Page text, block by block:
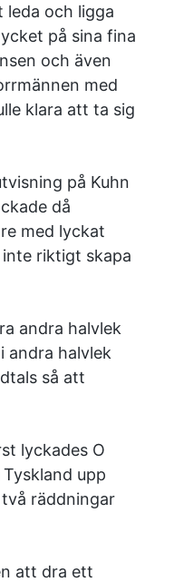
leda och ligga
på sina fina
och även
med
klara att ta sig
på Kuhn
då
med lyckat
riktigt skapa
andra halvlek
andra halvlek
så att
lyckades O
upp
räddningar
att dra ett